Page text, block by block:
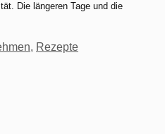
Die längeren Tage und die
, Rezepte